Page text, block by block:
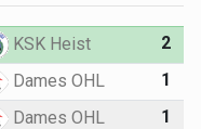
KSK Heist
2
Dames OHL
1
Dames OHL
1